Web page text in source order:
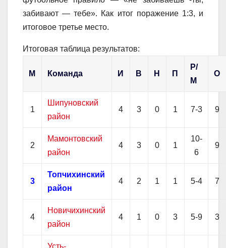
забивают — тебе». Как итог поражение 1:3, и
итоговое третье место.
Итоговая таблица результатов:
М Команда И В Н П
Р/
М
О
1
Шипуновский
район
4 3 0 1 7-3 9
2
Мамонтовский
район
4 3 0 1
10-
6
9
3
Топчихинский
район
4 2 1 1 5-4 7
4
Новичихинский
район
4 1 0 3 5-9 3
Усть-